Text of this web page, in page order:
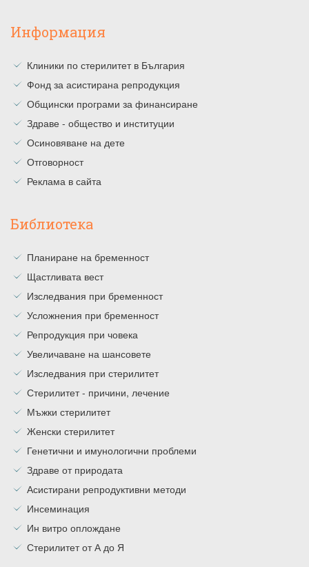
Информация
Клиники по стерилитет в България
Фонд за асистирана репродукция
Общински програми за финансиране
Здраве - общество и институции
Осиновяване на дете
Отговорност
Реклама в сайта
Библиотека
Планиране на бременност
Щастливата вест
Изследвания при бременност
Усложнения при бременност
Репродукция при човека
Увеличаване на шансовете
Изследвания при стерилитет
Стерилитет - причини, лечение
Мъжки стерилитет
Женски стерилитет
Генетични и имунологични проблеми
Здраве от природата
Асистирани репродуктивни методи
Инсеминация
Ин витро оплождане
Стерилитет от А до Я